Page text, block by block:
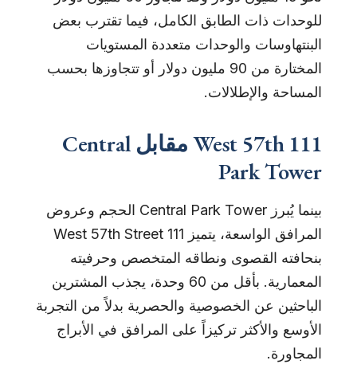
للوحدات ذات الطابق الكامل، فيما تقترب بعض
البنتهاوسات والوحدات متعددة المستويات
المختارة من 90 مليون دولار أو تتجاوزها بحسب
المساحة والإطلالات.
111 West 57th مقابل Central
Park Tower
بينما يُبرز Central Park Tower الحجم وعروض
المرافق الواسعة، يتميز 111 West 57th Street
بنحافته القصوى ونطاقه المتخصص وحرفيته
المعمارية. بأقل من 60 وحدة، يجذب المشترين
الباحثين عن الخصوصية والحصرية بدلاً من التجربة
الأوسع والأكثر تركيزاً على المرافق في الأبراج
المجاورة.